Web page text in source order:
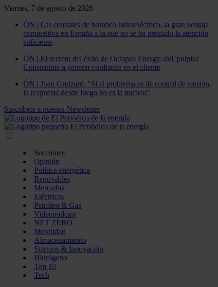
Viernes, 7 de agosto de 2026
ÓN | Las centrales de bombeo hidroeléctrico, la gran ventaja
competitiva en España a la que no se ha prestado la atención
suficiente
ÓN | El secreto del éxito de Octopus Energy: del 'pulpito'
Constantine a generar confianza en el cliente
ÓN | Joan Groizard: "Si el problema es de control de tensión,
la respuesta desde luego no es la nuclear"
Suscríbete a nuestra Newsletter
Secciones
Opinión
Política energética
Renovables
Mercados
Eléctricas
Petróleo & Gas
Videopodcast
NET ZERO
Movilidad
Almacenamiento
Startups & Innovación
Hidrógeno
Top 10
Tech